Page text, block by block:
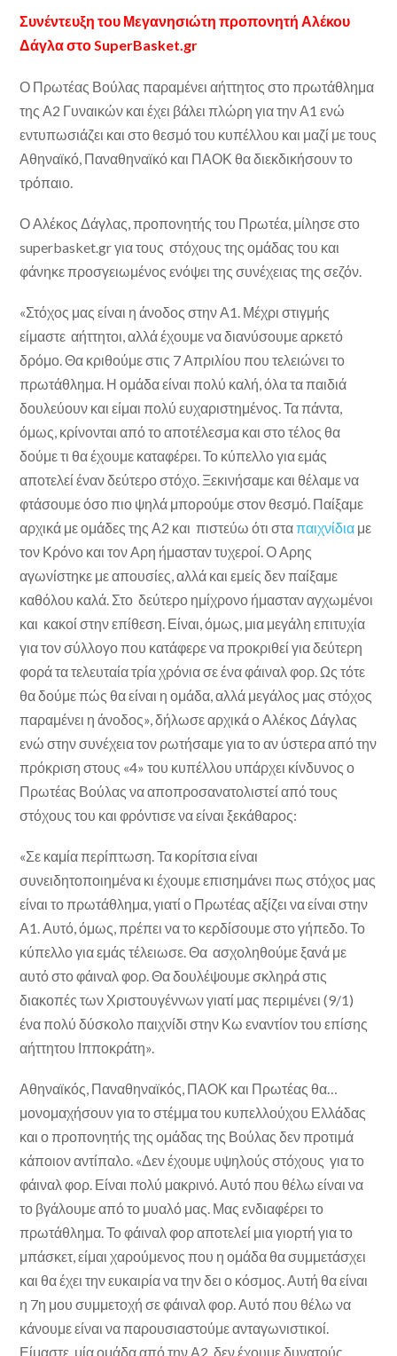
Συνέντευξη του Μεγανησιώτη προπονητή Αλέκου
Δάγλα στο SuperBasket.gr
Ο Πρωτέας Βούλας παραμένει αήττητος στο πρωτάθλημα
της Α2 Γυναικών και έχει βάλει πλώρη για την Α1 ενώ
εντυπωσιάζει και στο θεσμό του κυπέλλου και μαζί με τους
Αθηναϊκό, Παναθηναϊκό και ΠΑΟΚ θα διεκδικήσουν το
τρόπαιο.
Ο Αλέκος Δάγλας, προπονητής του Πρωτέα, μίλησε στο
superbasket.gr για τους στόχους της ομάδας του και
φάνηκε προσγειωμένος ενόψει της συνέχειας της σεζόν.
«Στόχος μας είναι η άνοδος στην Α1. Μέχρι στιγμής
είμαστε αήττητοι, αλλά έχουμε να διανύσουμε αρκετό
δρόμο. Θα κριθούμε στις 7 Απριλίου που τελειώνει το
πρωτάθλημα. Η ομάδα είναι πολύ καλή, όλα τα παιδιά
δουλεύουν και είμαι πολύ ευχαριστημένος. Τα πάντα,
όμως, κρίνονται από το αποτέλεσμα και στο τέλος θα
δούμε τι θα έχουμε καταφέρει. Το κύπελλο για εμάς
αποτελεί έναν δεύτερο στόχο. Ξεκινήσαμε και θέλαμε να
φτάσουμε όσο πιο ψηλά μπορούμε στον θεσμό. Παίξαμε
αρχικά με ομάδες της Α2 και πιστεύω ότι σταπαιχνίδια με
τον Κρόνο και τον Αρη ήμασταν τυχεροί. Ο Αρης
αγωνίστηκε με απουσίες, αλλά και εμείς δεν παίξαμε
καθόλου καλά. Στο δεύτερο ημίχρονο ήμασταν αγχωμένοι
και κακοί στην επίθεση. Είναι, όμως, μια μεγάλη επιτυχία
για τον σύλλογο που κατάφερε να προκριθεί για δεύτερη
φορά τα τελευταία τρία χρόνια σε ένα φάιναλ φορ. Ως τότε
θα δούμε πώς θα είναι η ομάδα, αλλά μεγάλος μας στόχος
παραμένει η άνοδος», δήλωσε αρχικά ο Αλέκος Δάγλας
ενώ στην συνέχεια τον ρωτήσαμε για το αν ύστερα από την
πρόκριση στους «4» του κυπέλλου υπάρχει κίνδυνος ο
Πρωτέας Βούλας να αποπροσανατολιστεί από τους
στόχους του και φρόντισε να είναι ξεκάθαρος:
«Σε καμία περίπτωση. Τα κορίτσια είναι
συνειδητοποιημένα κι έχουμε επισημάνει πως στόχος μας
είναι το πρωτάθλημα, γιατί ο Πρωτέας αξίζει να είναι στην
Α1. Αυτό, όμως, πρέπει να το κερδίσουμε στο γήπεδο. Το
κύπελλο για εμάς τέλειωσε. Θα ασχοληθούμε ξανά με
αυτό στο φάιναλ φορ. Θα δουλέψουμε σκληρά στις
διακοπές των Χριστουγέννων γιατί μας περιμένει (9/1)
ένα πολύ δύσκολο παιχνίδι στην Κω εναντίον του επίσης
αήττητου Ιπποκράτη».
Αθηναϊκός, Παναθηναϊκός, ΠΑΟΚ και Πρωτέας θα…
μονομαχήσουν για το στέμμα του κυπελλούχου Ελλάδας
και ο προπονητής της ομάδας της Βούλας δεν προτιμά
κάποιον αντίπαλο. «Δεν έχουμε υψηλούς στόχους για το
φάιναλ φορ. Είναι πολύ μακρινό. Αυτό που θέλω είναι να
το βγάλουμε από το μυαλό μας. Μας ενδιαφέρει το
πρωτάθλημα. Το φάιναλ φορ αποτελεί μια γιορτή για το
μπάσκετ, είμαι χαρούμενος που η ομάδα θα συμμετάσχει
και θα έχει την ευκαιρία να την δει ο κόσμος. Αυτή θα είναι
η 7η μου συμμετοχή σε φάιναλ φορ. Αυτό που θέλω να
κάνουμε είναι να παρουσιαστούμε ανταγωνιστικοί.
Είμαστε μία ομάδα από την Α2, δεν έχουμε δυνατούς